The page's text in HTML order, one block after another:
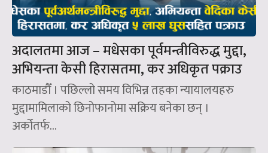
अदालतमा आज – मधेसका पूर्वमन्त्रीविरुद्ध मुद्दा,
अभियन्ता केसी हिरासतमा, कर अधिकृत पक्राउ
काठमाडौँ । पछिल्लो समय विभिन्न तहका न्यायालयहरु
मुद्दामामिलाको छिनोफानोमा सक्रिय बनेका छन् ।
अर्कोतर्फ...